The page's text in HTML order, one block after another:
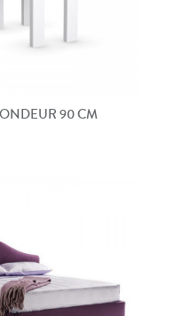
90 CM